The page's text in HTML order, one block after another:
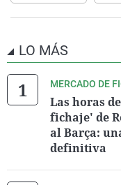
LO MÁS
MERCADO DE
Las horas
fichaje' de
al Barça:
definitiva